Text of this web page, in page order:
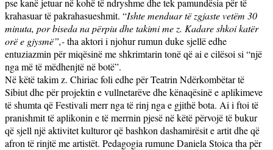
pse kanë jetuar në kohë të ndryshme dhe tek pamundësia për të
krahasuar të pakrahasueshmit. “Ishte menduar të zgjaste vetëm 30
minuta, por biseda na përpiu dhe takimi me z. Kadare shkoi katër
orë e gjysmë”,-tha aktori i njohur rumun duke sjellë edhe
entuziazmin për miqësinë me shkrimtarin tonë që ai e cilësoi si “një
nga më të mëdhenjtë në botë”.
Në këtë takim z. Chiriac foli edhe për Teatrin Ndërkombëtar të
Sibiut dhe për projektin e vullnetarëve dhe kënaqësinë e aplikimeve
të shumta që Festivali merr nga të rinj nga e gjithë bota. Ai i ftoi të
pranishmit të aplikonin e të merrnin pjesë në këtë përvojë të bukur
që sjell një aktivitet kulturor që bashkon dashamirësit e artit dhe që
afron të rinjtë me artistët. Pedagogia rumune Daniela Stoica tha për